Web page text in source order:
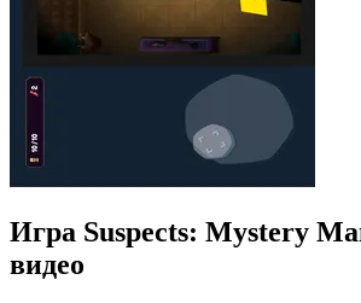
Игра Suspects: Mystery
видео